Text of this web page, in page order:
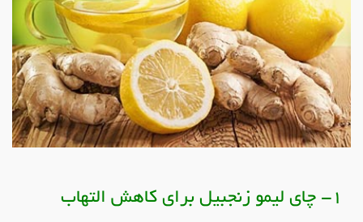
1- چای لیمو زنجبیل برای کاهش التهاب